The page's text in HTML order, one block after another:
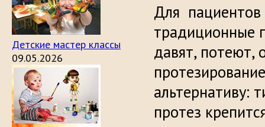
Детские мастер классы
09.05.2026
Для
традиционные
давят, потеют,
альтернативу:
протез